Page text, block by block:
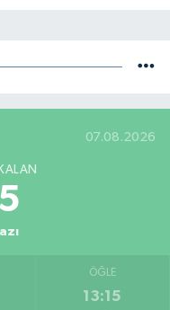
07.08.2026
ÖĞLE
13:15